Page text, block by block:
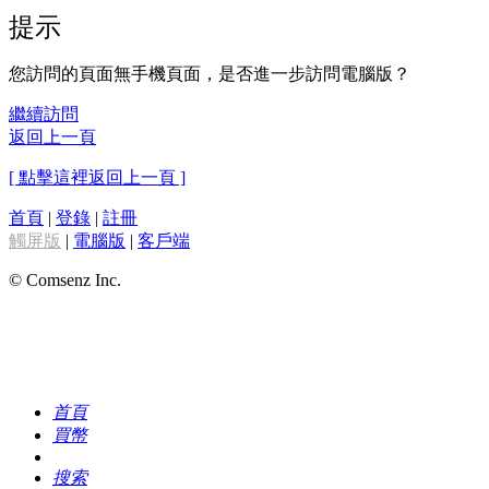
提示
您訪問的頁面無手機頁面，是否進一步訪問電腦版？
繼續訪問
返回上一頁
[ 點擊這裡返回上一頁 ]
首頁 | 登錄 | 註冊
觸屏版 | 電腦版 | 客戶端
© Comsenz Inc.
首頁
買幣
搜索